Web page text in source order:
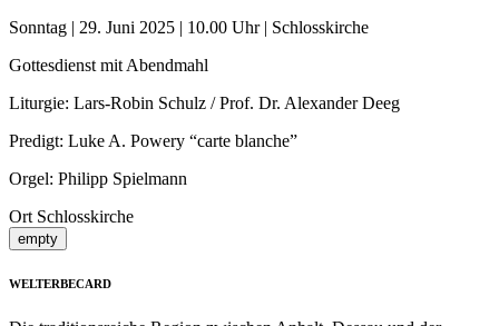
Sonntag | 29. Juni 2025 | 10.00 Uhr | Schlosskirche
Gottesdienst mit Abendmahl
Liturgie: Lars-Robin Schulz / Prof. Dr. Alexander Deeg
Predigt: Luke A. Powery “carte blanche”
Orgel: Philipp Spielmann
Ort Schlosskirche
empty
WELTERBECARD